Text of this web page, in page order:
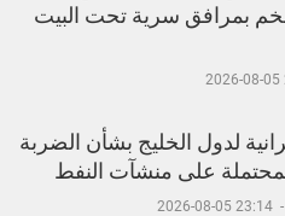
بمرافق سرية تحت البيت
لدول الخليج بشأن الضربة
على منشآت النفط
-
23:14 05-08-2026